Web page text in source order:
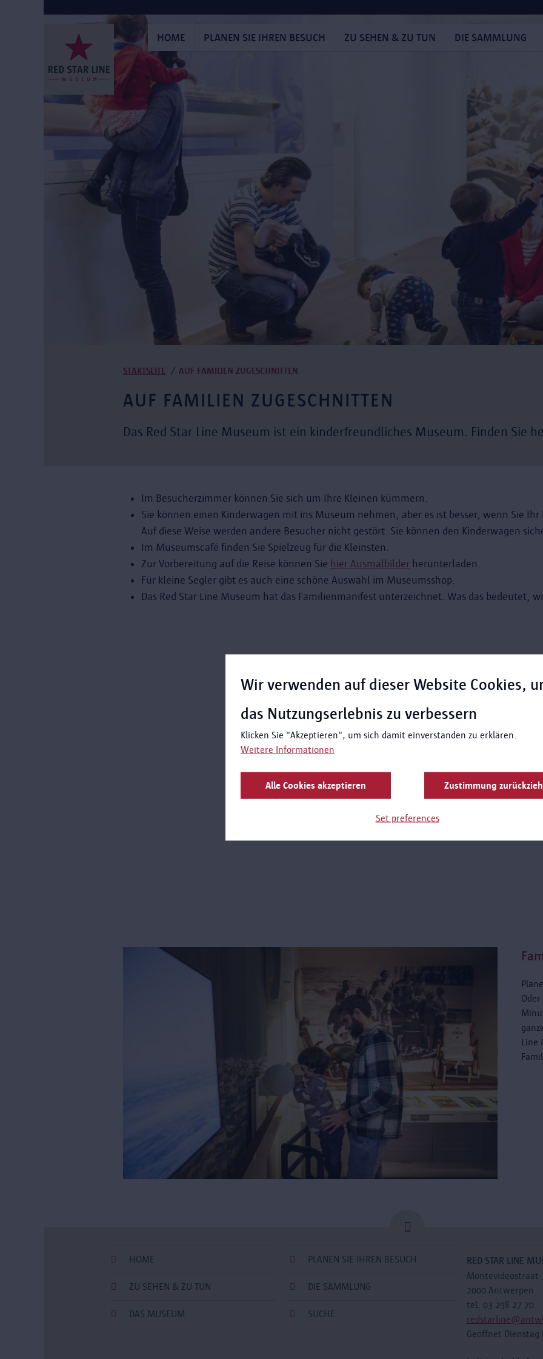
Wir verwenden auf dieser Website Cookies,
das Nutzungserlebnis zu verbessern
Klicken Sie "Akzeptieren", um sich damit einverstanden zu erklären.
Weitere Informationen
Alle Cookies akzeptieren Zustimmung
Set preferences
HOME PLANEN SIE IHREN BESUCH ZU SEHEN & ZU TUN DIE SAMMLUNG
Pfadnavigation
STARTSEITE AUF FAMILIEN ZUGESCHNITTEN
AUF FAMILIEN ZUGESCHNITTEN
Das Red Star Line Museum ist ein kinderfreundliches Museum. Finden Sie
Im Besucherzimmer können Sie sich um Ihre Kleinen kümmern.
Sie können einen Kinderwagen mit ins Museum nehmen, aber es ist besser, wenn Sie
Auf diese Weise werden andere Besucher nicht gestört. Sie können den Kinderwagen
Im Museumscafé finden Sie Spielzeug für die Kleinsten.
Zur Vorbereitung auf die Reise können Sie hier Ausmalbilder herunterladen.
Für kleine Segler gibt es auch eine schöne Auswahl im Museumsshop.
Das Red Star Line Museum hat das Familienmanifest unterzeichnet. Was das bedeutet,
Line
HOME PLANEN SIE IHREN BESUCH
ZU SEHEN & ZU TUN DIE SAMMLUNG
DAS MUSEUM SUCHE
RED STAR LINE
Montevideostraat
2000 Antwerpen
tel. 03 298 27 70
Geöffnet Dienstag